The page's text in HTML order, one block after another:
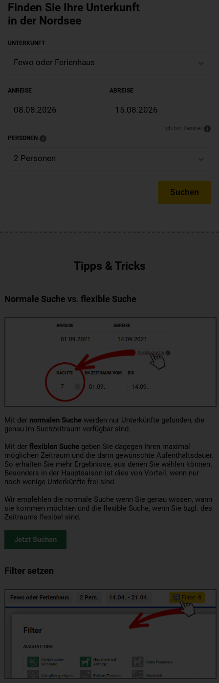
Finden Sie Ihre Unterkunft
in der Nordsee
UNTERKUNFT
Fewo oder Ferienhaus
ANREISE
08.08.2026
ABREISE
15.08.2026
Ich bin flexibel
PERSONEN
2 Personen
Suchen
Tipps & Tricks
Normale Suche vs. flexible Suche
Mit der normalen Suchewerden nur Unterkünfte gefunden, die
genau im Suchzeitraum verfügbar sind.
Mit der flexiblen Suchegeben Sie dagegen Ihren maximal
möglichen Zeitraum und die darin gewünschte Aufenthaltsdauer.
So erhalten Sie mehr Ergebnisse, aus denen Sie wählen können.
Besonders in der Hauptsaison ist dies von Vorteil, wenn nur
noch wenige Unterkünfte frei sind.
Wir empfehlen die normale Suche wenn Sie genau wissen, wann
sie kommen möchten und die flexible Suche, wenn Sie bzgl. des
Zeitraums flexibel sind.
Jetzt Suchen
Filter setzen